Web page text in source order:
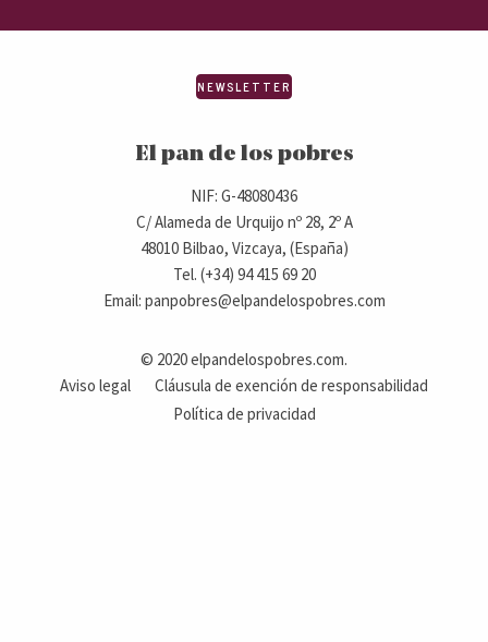
El pan de los pobres
NIF: G-48080436
C/ Alameda de Urquijo nº 28, 2º A
48010 Bilbao, Vizcaya, (España)
Tel. (+34) 94 415 69 20
Email: panpobres@elpandelospobres.com
NEWSLETTER
© 2020 elpandelospobres.com.
Aviso legal
Cláusula de exención de responsabilidad
Política de privacidad